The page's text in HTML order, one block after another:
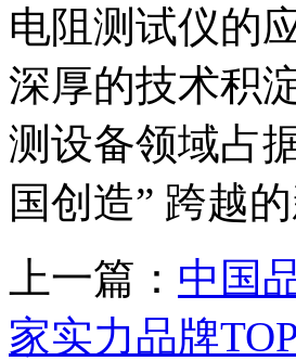
电阻测试仪的
深厚的技术积
测设备领域占
国创造” 跨越的
上一篇： 中国
家实力品牌